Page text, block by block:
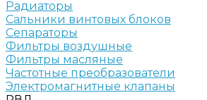
Радиаторы
Сальники винтовых блоков
Сепараторы
Фильтры воздушные
Фильтры масляные
Частотные преобразователи
Электромагнитные клапаны